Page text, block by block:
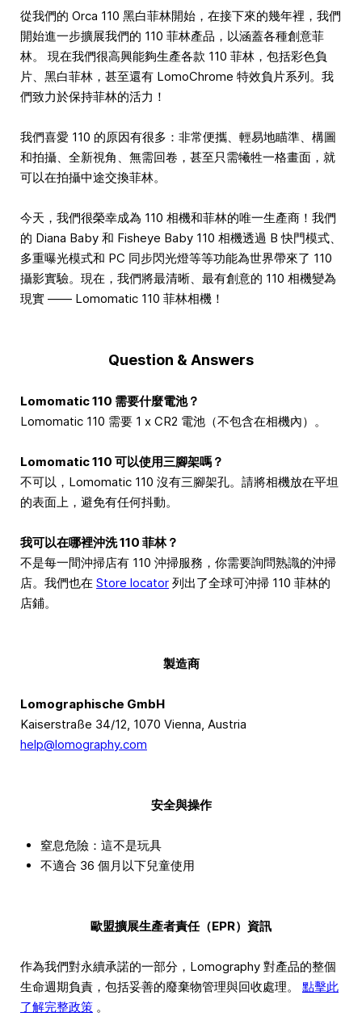
從我們的 Orca 110 黑白菲林開始，在接下來的幾年裡，我們
開始進一步擴展我們的 110 菲林產品，以涵蓋各種創意菲
林。 現在我們很高興能夠生產各款 110 菲林，包括彩色負
片、黑白菲林，甚至還有 LomoChrome 特效負片系列。我
們致力於保持菲林的活力！
我們喜愛 110 的原因有很多：非常便攜、輕易地瞄準、構圖
和拍攝、全新視角、無需回卷，甚至只需犧牲一格畫面，就
可以在拍攝中途交換菲林。
今天，我們很榮幸成為 110 相機和菲林的唯一生產商！我們
的 Diana Baby 和 Fisheye Baby 110 相機透過 B 快門模式、
多重曝光模式和 PC 同步閃光燈等等功能為世界帶來了 110
攝影實驗。現在，我們將最清晰、最有創意的 110 相機變為
現實 —— Lomomatic 110 菲林相機！
Question & Answers
Lomomatic 110 需要什麼電池？
Lomomatic 110 需要 1 x CR2 電池（不包含在相機內）。
Lomomatic 110 可以使用三腳架嗎？
不可以，Lomomatic 110 沒有三腳架孔。請將相機放在平坦
的表面上，避免有任何抖動。
我可以在哪裡沖洗 110 菲林？
不是每一間沖掃店有 110 沖掃服務，你需要詢問熟識的沖掃
店。我們也在 Store locator 列出了全球可沖掃 110 菲林的
店鋪。
製造商
Lomographische GmbH
Kaiserstraße 34/12, 1070 Vienna, Austria
help@lomography.com
安全與操作
窒息危險：這不是玩具
不適合 36 個月以下兒童使用
歐盟擴展生產者責任（EPR）資訊
作為我們對永續承諾的一部分，Lomography 對產品的整個
生命週期負責，包括妥善的廢棄物管理與回收處理。 點擊此
了解完整政策 。